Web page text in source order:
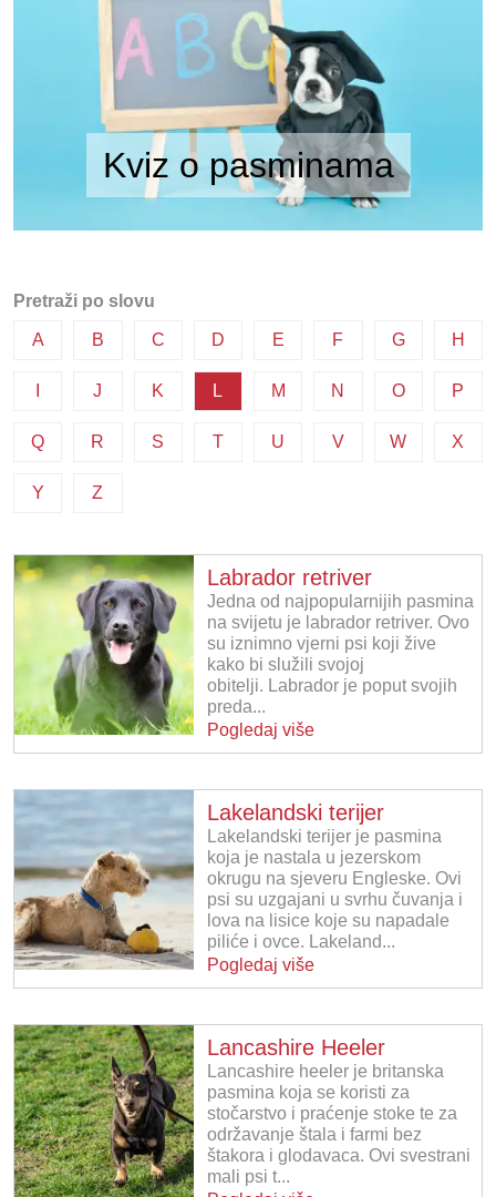
Kviz o pasminama
Pretraži po slovu
A B C D E F G H
J K L M N O P
Q R S T U V W X
Y Z
Labrador retriver
Jedna od najpopularnijih pasmina
na svijetu je labrador retriver. Ovo
su iznimno vjerni psi koji žive
kako bi služili svojoj
obitelji. Labrador je poput svojih
preda...
Pogledaj više
Lakelandski terijer
Lakelandski terijer je pasmina
koja je nastala u jezerskom
okrugu na sjeveru Engleske. Ovi
psi su uzgajani u svrhu čuvanja i
lova na lisice koje su napadale
piliće i ovce. Lakeland...
Pogledaj više
Lancashire Heeler
Lancashire heeler je britanska
pasmina koja se koristi za
stočarstvo i praćenje stoke te za
održavanje štala i farmi bez
štakora i glodavaca. Ovi svestrani
mali psi t...